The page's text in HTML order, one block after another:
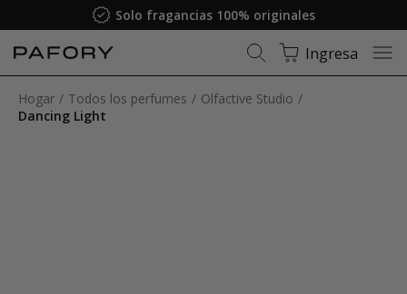
Solo fragancias 100% originales
Ingresa
Hogar Todos los perfumes
Olfactive Studio
Dancing Light